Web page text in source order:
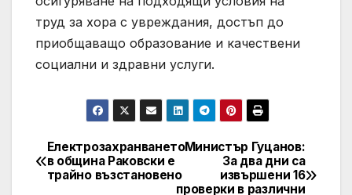
труд за хора с увреждания, достъп до
приобщаващо образование и качествени
социални и здравни услуги.
Post
navigation
Министър Гуцанов:
За два дни са
извършени 16
проверки в различни
Eлектрозахранването
в община Раковски е
трайно възстановено